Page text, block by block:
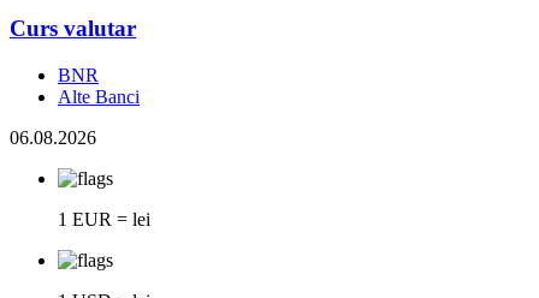
Curs valutar
BNR
Alte Banci
06.08.2026
1 EUR = lei